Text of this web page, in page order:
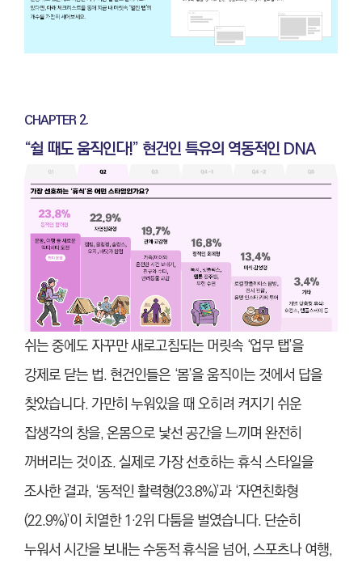
CHAPTER 2.
“쉴 때도 움직인다!” 현건인 특유의 역동적인 DNA
쉬는 중에도 자꾸만 새로고침되는 머릿속 ‘업무 탭’을
강제로 닫는 법. 현건인들은 ‘몸’을 움직이는 것에서 답을
찾았습니다. 가만히 누워있을 때 오히려 켜지기 쉬운
잡생각의 창을, 온몸으로 낯선 공간을 느끼며 완전히
꺼버리는 것이죠. 실제로 가장 선호하는 휴식 스타일을
조사한 결과, ‘동적인 활력형(23.8%)’과 ‘자연친화형
(22.9%)’이 치열한 1·2위 다툼을 벌였습니다. 단순히
누워서 시간을 보내는 수동적 휴식을 넘어, 스포츠나 여행,